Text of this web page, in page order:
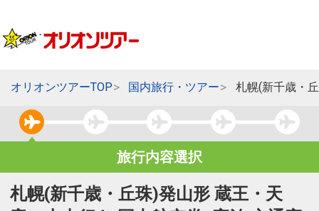
オリオンツアーTOP 国内旅行・ツアー 札幌(新千歳・
旅行内容選択
札幌(新千歳・丘珠)発山形 蔵王・天